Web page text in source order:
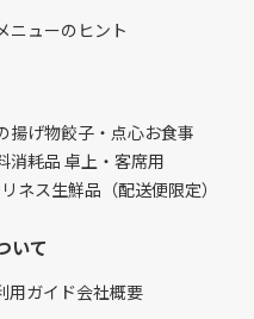
ニューのヒント
揚げ物餃子・点心お食事
消耗品 卓上・客席用
ネス生鮮品（配送便限定）
いて
用ガイド会社概要